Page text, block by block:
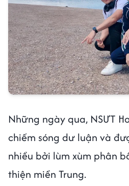
Những ngày qua, NSƯT
chiếm sóng dư luận và
nhiều bởi lùm xùm phân
thiện miền Trung.